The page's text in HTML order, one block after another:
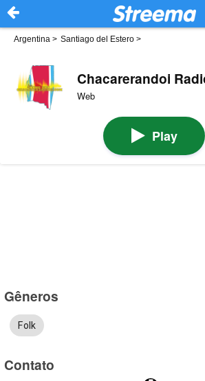
Argentina > Santiago del Estero >
Chacarerandoi
Web
Play
Gêneros
Folk
Contato